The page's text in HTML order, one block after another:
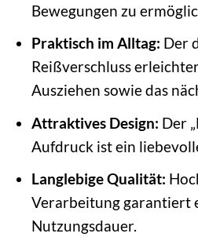
Bewegungen zu
Praktisch im Alltag: Der
Reißverschluss
Ausziehen sowie das
Attraktives Design: Der
Aufdruck ist ein
Langlebige Qualität:
Verarbeitung garantiert
Nutzungsdauer.